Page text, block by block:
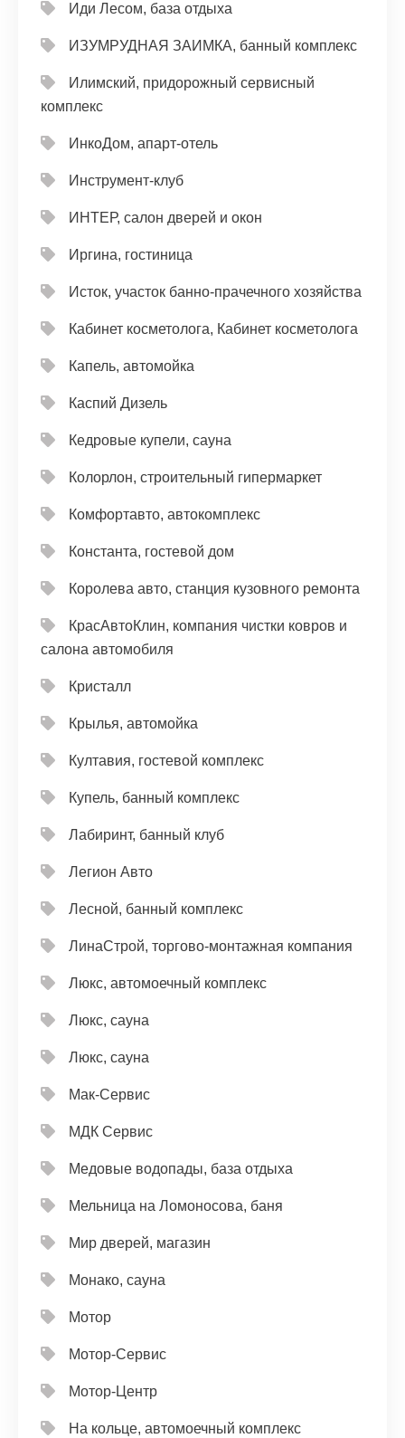
Иди Лесом, база отдыха
ИЗУМРУДНАЯ ЗАИМКА, банный комплекс
Илимский, придорожный сервисный
комплекс
ИнкоДом, апарт-отель
Инструмент-клуб
ИНТЕР, салон дверей и окон
Иргина, гостиница
Исток, участок банно-прачечного хозяйства
Кабинет косметолога, Кабинет косметолога
Капель, автомойка
Каспий Дизель
Кедровые купели, сауна
Колорлон, строительный гипермаркет
Комфортавто, автокомплекс
Константа, гостевой дом
Королева авто, станция кузовного ремонта
КрасАвтоКлин, компания чистки ковров и
салона автомобиля
Кристалл
Крылья, автомойка
Култавия, гостевой комплекс
Купель, банный комплекс
Лабиринт, банный клуб
Легион Авто
Лесной, банный комплекс
ЛинаСтрой, торгово-монтажная компания
Люкс, автомоечный комплекс
Люкс, сауна
Люкс, сауна
Мак-Сервис
МДК Сервис
Медовые водопады, база отдыха
Мельница на Ломоносова, баня
Мир дверей, магазин
Монако, сауна
Мотор
Мотор-Сервис
Мотор-Центр
На кольце, автомоечный комплекс